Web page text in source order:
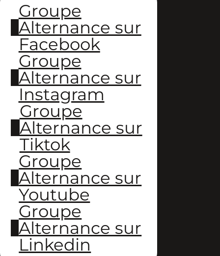
Groupe
Alternance sur
Facebook
Groupe
Alternance sur
Instagram
Groupe
Alternance sur
Tiktok
Groupe
Alternance sur
Youtube
Groupe
Alternance sur
Linkedin